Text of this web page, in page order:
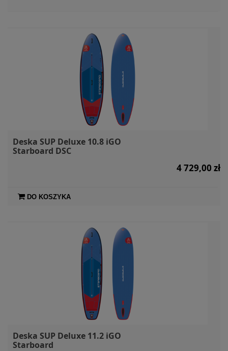
Deska SUP Deluxe 10.8 iGO
Starboard DSC
4 729,00 zł
DO KOSZYKA
Deska SUP Deluxe 11.2 iGO
Starboard